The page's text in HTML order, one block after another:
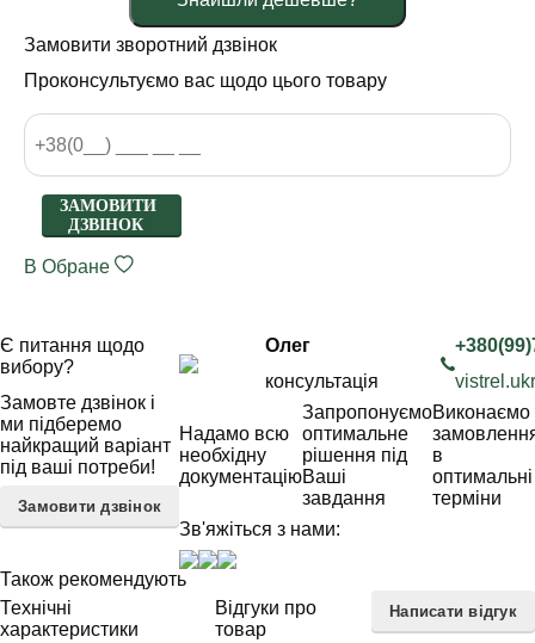
Замовити зворотний дзвінок
Проконсультуємо вас щодо цього товару
ЗАМОВИТИ
ДЗВІНОК
В Обране
Є питання щодо
вибору?
Замовте дзвінок і
ми підберемо
найкращий варіант
під ваші потреби!
Замовити дзвінок
Олег
консультація
Надамо всю
необхідну
документацію
Запропонуємо
оптимальне
рішення під
Ваші
завдання
Виконаємо
в
оптимальні
терміни
Зв'яжіться з нами:
Також рекомендують
Технічні
характеристики
Відгуки про
товар
Написати відгук